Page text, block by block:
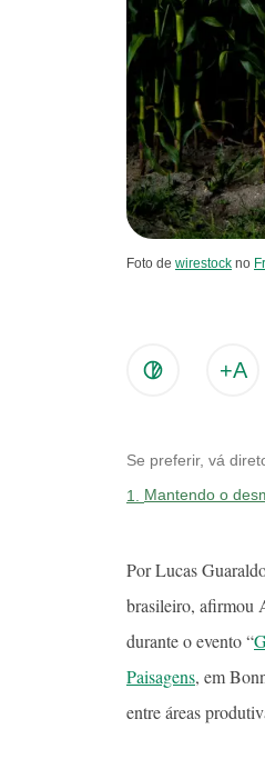
Foto de wirestock no
+A
Se preferir, vá
1. Mantendo o
Por Lucas
brasileiro, afirmou
durante o evento “
Paisagens, em
entre áreas